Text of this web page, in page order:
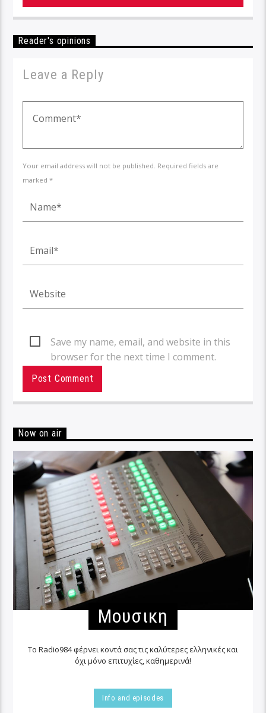
Reader's opinions
Leave a Reply
Your email address will not be published. Required fields are
marked *
Save my name, email, and website in this
browser for the next time I comment.
Now on air
Μουσικη
Το Radio984 φέρνει κοντά σας τις καλύτερες ελληνικές και
όχι μόνο επιτυχίες, καθημερινά!
Info and episodes